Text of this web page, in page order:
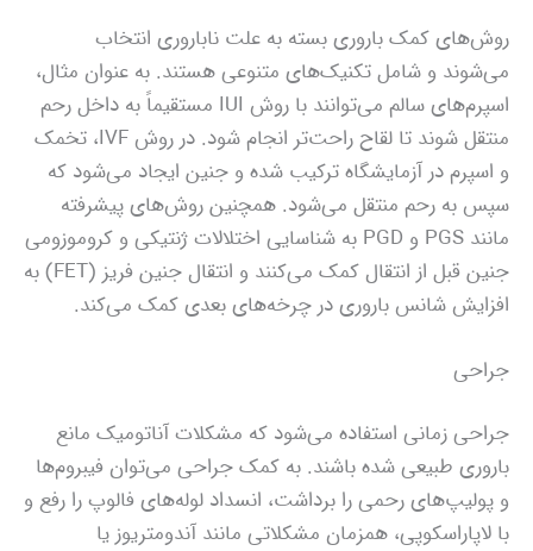
روش‌های کمک باروری بسته به علت ناباروری انتخاب
می‌شوند و شامل تکنیک‌های متنوعی هستند. به عنوان مثال،
اسپرم‌های سالم می‌توانند با روش IUI مستقیماً به داخل رحم
منتقل شوند تا لقاح راحت‌تر انجام شود. در روش IVF، تخمک
و اسپرم در آزمایشگاه ترکیب شده و جنین ایجاد می‌شود که
سپس به رحم منتقل می‌شود. همچنین روش‌های پیشرفته
مانند PGS و PGD به شناسایی اختلالات ژنتیکی و کروموزومی
جنین قبل از انتقال کمک می‌کنند و انتقال جنین فریز (FET) به
افزایش شانس باروری در چرخه‌های بعدی کمک می‌کند.
جراحی
جراحی زمانی استفاده می‌شود که مشکلات آناتومیک مانع
باروری طبیعی شده باشند. به کمک جراحی می‌توان فیبروم‌ها
و پولیپ‌های رحمی را برداشت، انسداد لوله‌های فالوپ را رفع و
با لاپاراسکوپی، همزمان مشکلاتی مانند آندومتریوز یا